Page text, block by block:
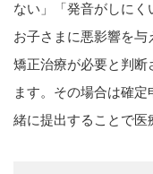
ない」「発音がしに
お子さまに悪影響を与
矯正治療が必要と判断
ます。その場合は確
緒に提出することで医